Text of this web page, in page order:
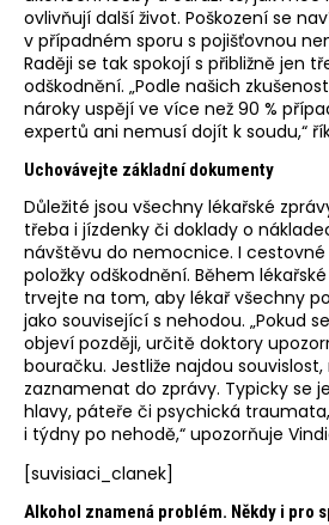
ovlivňují další život. Poškození se
v případném sporu s pojišťovnou
Raději se tak spokojí s přibližně jen
odškodnění. „Podle našich
nároky uspějí ve více než 90 %
expertů ani nemusí dojít k soudu,“
Uchovávejte základní dokumenty
Důležité jsou všechny lékařské
třeba i jízdenky či doklady o
návštěvu do nemocnice. I
položky odškodnění. Během
trvejte na tom, aby lékař všechny
jako související s nehodou. „Pokud
objeví později, určitě doktory
bouračku. Jestliže najdou
zaznamenat do zprávy. Typicky se
hlavy, páteře či psychická
i týdny po nehodě,“ upozorňuje
[suvisiaci_clanek]
Alkohol znamená problém. Někdy i pro